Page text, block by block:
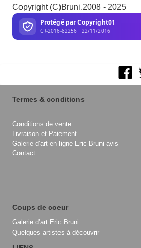
Copyright (C)Bruni.2008 - 2025
Termes & conditions
Conditions de vente
Livraison et Paiement
Galerie d'art en ligne Eric Bruni avis
Contact
Coups de coeur
Galerie d'art Eric Bruni
Quelques artistes à découvrir